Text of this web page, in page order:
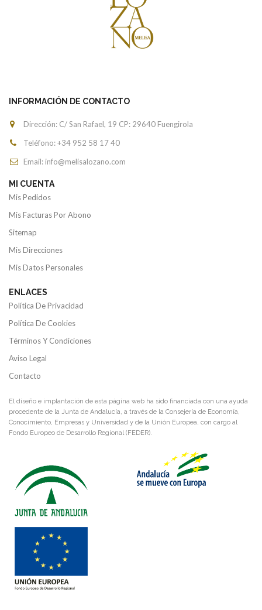
INFORMACIÓN DE CONTACTO
Dirección: C/ San Rafael, 19 CP: 29640 Fuengirola
Teléfono: +34 952 58 17 40
Email: info@melisalozano.com
MI CUENTA
Mis Pedidos
Mis Facturas Por Abono
Sitemap
Mis Direcciones
Mis Datos Personales
ENLACES
Política De Privacidad
Política De Cookies
Términos Y Condiciones
Aviso Legal
Contacto
El diseño e implantación de esta página web ha sido financiada con una ayuda
procedente de la Junta de Andalucía, a través de la Consejería de Economía,
Conocimiento, Empresas y Universidad y de la Unión Europea, con cargo al
Fondo Europeo de Desarrollo Regional (FEDER).